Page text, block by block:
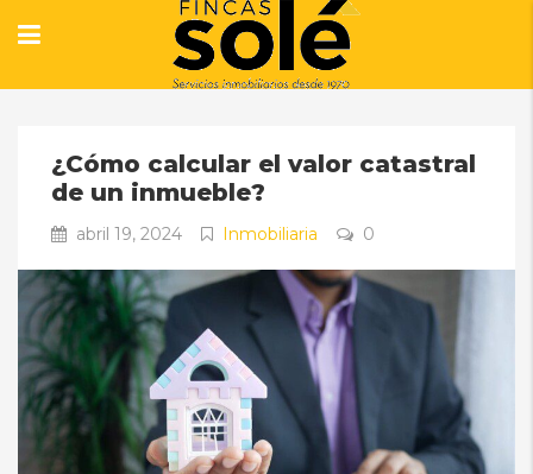
¿Cómo calcular el valor catastral
de un inmueble?
abril 19, 2024 Inmobiliaria 0